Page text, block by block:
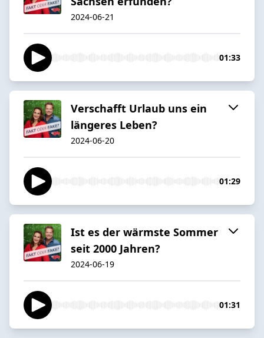
2024-06-21
01:33
Verschafft Urlaub uns ein
längeres Leben?
2024-06-20
01:29
Ist es der wärmste Sommer
seit 2000 Jahren?
2024-06-19
01:31